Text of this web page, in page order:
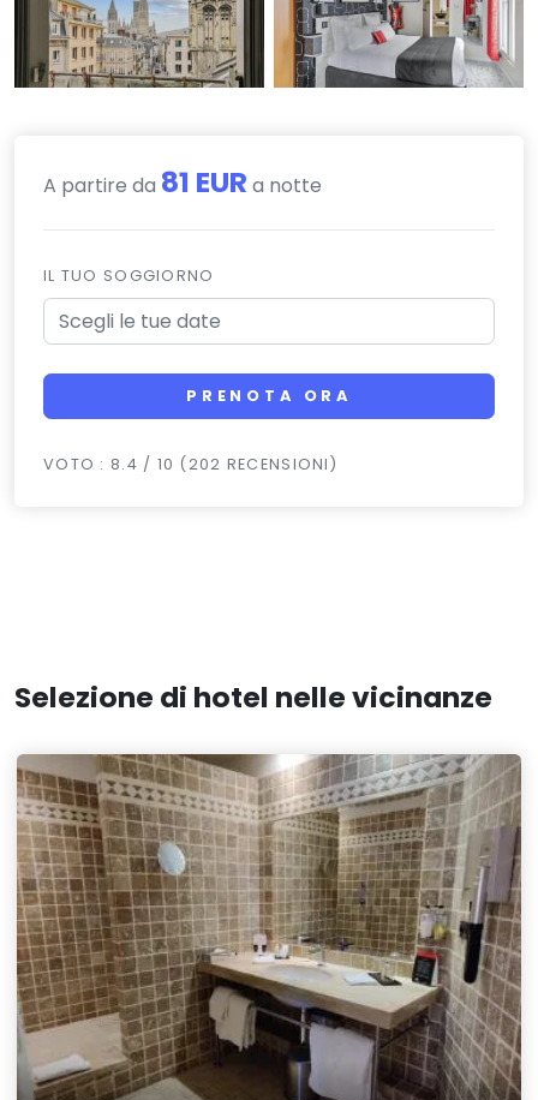
A partire da 81 EUR a notte
IL TUO SOGGIORNO
PRENOTA ORA
VOTO : 8.4 / 10 (202 RECENSIONI)
Selezione di hotel nelle vicinanze